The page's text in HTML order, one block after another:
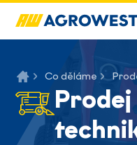
Co děláme